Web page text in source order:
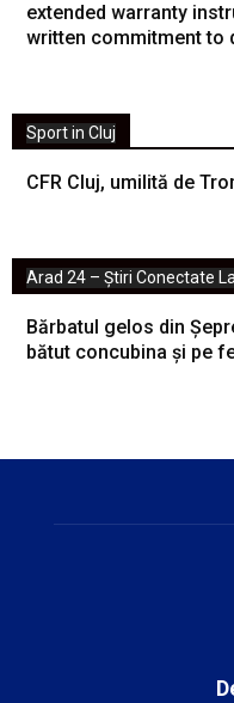
extended warranty
written commitment to
Sport in Cluj
CFR Cluj, umilită de
Arad 24 – Știri Conectate
Bărbatul gelos din
bătut concubina și pe